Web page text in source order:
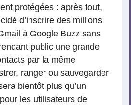
protégées : après tout,
d’inscrire des millions
à Google Buzz sans
public une grande
par la même
ranger ou sauvegarder
bientôt plus qu’un
les utilisateurs de